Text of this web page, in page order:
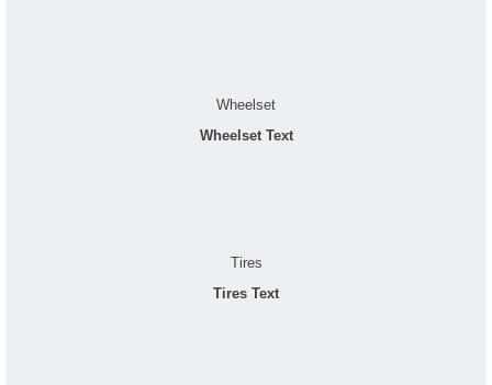
Wheelset
Wheelset Text
Tires
Tires Text